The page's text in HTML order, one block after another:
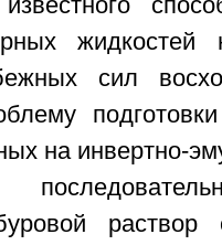
жидкостей
сил
на инвертно-